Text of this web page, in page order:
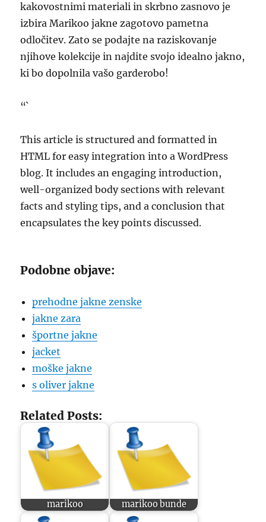
kakovostnimi materiali in skrbno zasnovo je
izbira Marikoo jakne zagotovo pametna
odločitev. Zato se podajte na raziskovanje
njihove kolekcije in najdite svojo idealno jakno,
ki bo dopolnila vašo garderobo!
“`
This article is structured and formatted in
HTML for easy integration into a WordPress
blog. It includes an engaging introduction,
well-organized body sections with relevant
facts and styling tips, and a conclusion that
encapsulates the key points discussed.
Podobne objave:
prehodne jakne zenske
jakne zara
športne jakne
jacket
moške jakne
s oliver jakne
Related Posts:
marikoo marikoo bunde